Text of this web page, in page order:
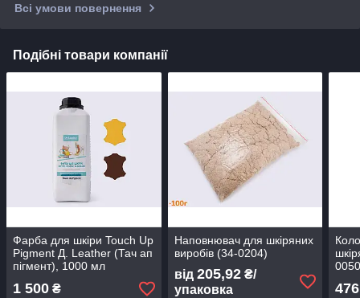
Всі умови повернення
Подібні товари компанії
Фарба для шкіри Touch Up
Pigment Д. Leather (Тач ап
пігмент), 1000 мл
1 500 ₴
Наповнювач для шкіряних
виробів (34-0204)
від 205,92₴/
упаковка